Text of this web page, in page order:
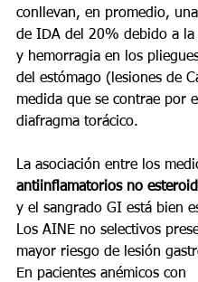
conllevan, en promedio,
de IDA del 20% debido a la
y hemorragia en los
del estómago (lesiones de
medida que se contrae por el
diafragma torácico.
La asociación entre los
antiinflamatorios no
y el sangrado GI está bien
Los AINE no selectivos
mayor riesgo de lesión
En pacientes anémicos con